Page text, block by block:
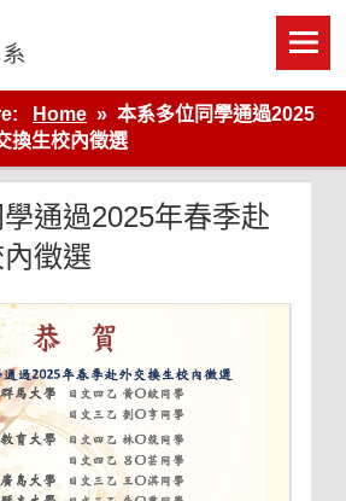
站
Home
本系多位同學通過2025
換生校內徵選
通過2025年春季赴
徵選